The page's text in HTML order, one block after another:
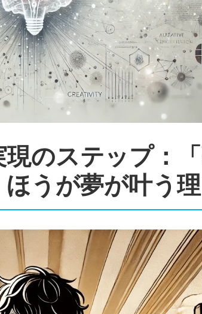
のステップ：
うが夢が叶う